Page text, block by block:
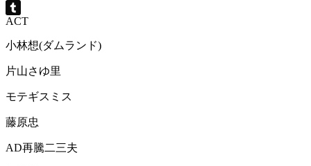
Twitter
Tumblr
ACT
小林想(ダムランド)
片山さゆ里
モテギスミス
藤原忠
AD再騰二三夫